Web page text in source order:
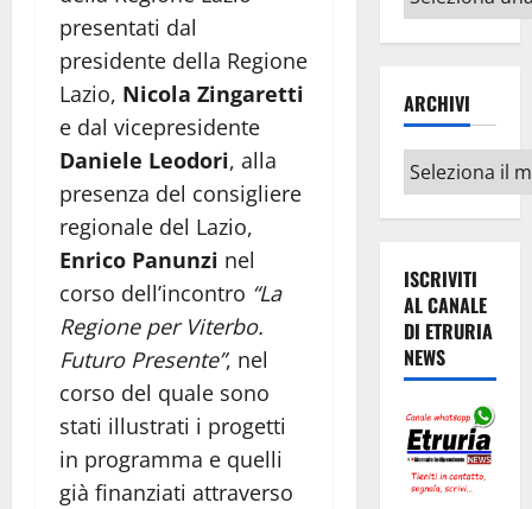
presentati dal
presidente della Regione
Lazio, Nicola Zingaretti
e dal vicepresidente
Daniele Leodori, alla
presenza del consigliere
regionale del Lazio,
Enrico Panunzi nel
corso dell’incontro “La
Regione per Viterbo.
Futuro Presente”, nel
corso del quale sono
stati illustrati i progetti
in programma e quelli
già finanziati attraverso
argomenti
ARCHIVI
Archivi
ISCRIVITI
AL CANALE
DI ETRURIA
NEWS